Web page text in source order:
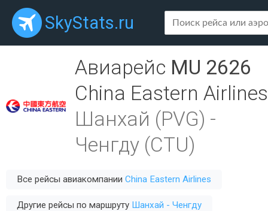
SkyStats.ru
Авиарейс MU 2626
China Eastern Airlines
Шанхай (PVG) -
Ченгду (CTU)
Все рейсы авиакомпании China Eastern Airlines
Другие рейсы по маршруту Шанхай - Ченгду